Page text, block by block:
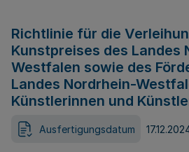
Richtlinie für die
Kunstpreises des Landes
Westfalen sowie des
Landes Nordrhein-
Künstlerinnen und
Ausfertigungsdatum